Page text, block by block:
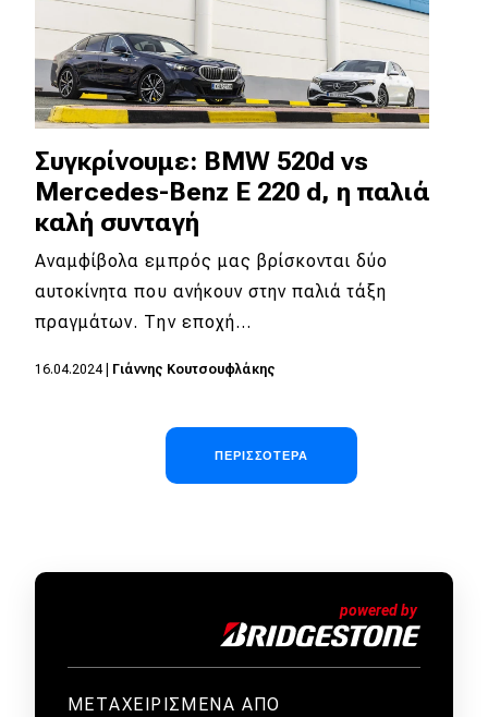
Συγκρίνουμε: BMW 520d vs
Mercedes-Benz E 220 d, η παλιά
καλή συνταγή
Αναμφίβολα εμπρός μας βρίσκονται δύο
αυτοκίνητα που ανήκουν στην παλιά τάξη
πραγμάτων. Την εποχή…
16.04.2024| Γιάννης Κουτσουφλάκης
ΠΕΡΙΣΣΌΤΕΡΑ
ΜΕΤΑΧΕΙΡΙΣΜΕΝΑ ΑΠΟ